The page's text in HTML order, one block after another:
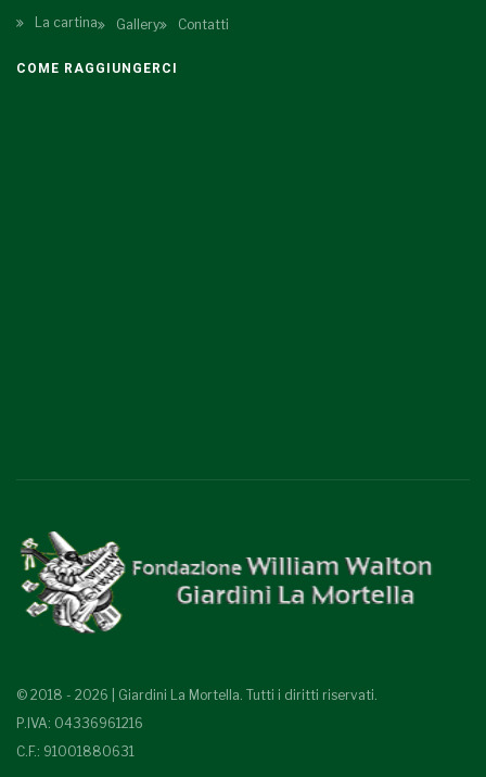
La cartina Gallery Contatti
COME RAGGIUNGERCI
© 2018 - 2026 | Giardini La Mortella. Tutti i diritti riservati.
P.IVA: 04336961216
C.F.: 91001880631